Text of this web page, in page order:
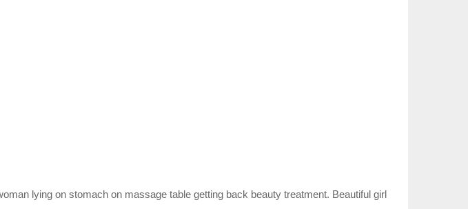
lying on stomach on massage table getting back beauty treatment. Beautiful girl